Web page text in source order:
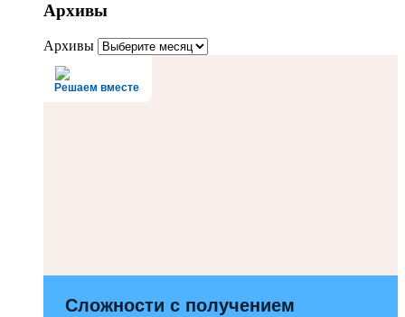
Архивы
Архивы
Решаем вместе
Сложности с получением